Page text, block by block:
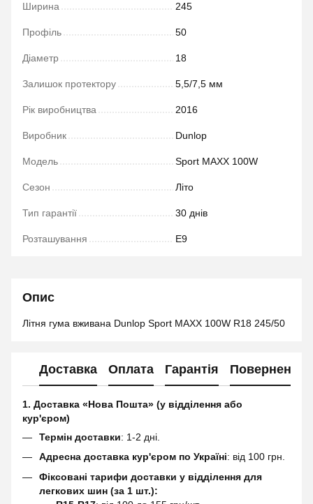
Ширина 245
Профіль 50
Діаметр 18
Залишок протектору 5,5/7,5 мм
Рік виробництва 2016
Виробник Dunlop
Модель Sport MAXX 100W
Сезон Літо
Тип гарантії 30 днів
Розташування E9
Опис
Літня гума вживана Dunlop Sport MAXX 100W R18 245/50
Доставка Оплата Гарантія Повернення
1. Доставка «Нова Пошта» (у відділення або
кур'єром)
Термін доставки: 1-2 дні.
Адресна доставка кур'єром по Україні: від 100 грн.
Фіксовані тарифи доставки у відділення для
легкових шин (за 1 шт.):